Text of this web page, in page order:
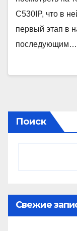
C530IP, что в
первый этап в
последующим…
Поиск
Свежие